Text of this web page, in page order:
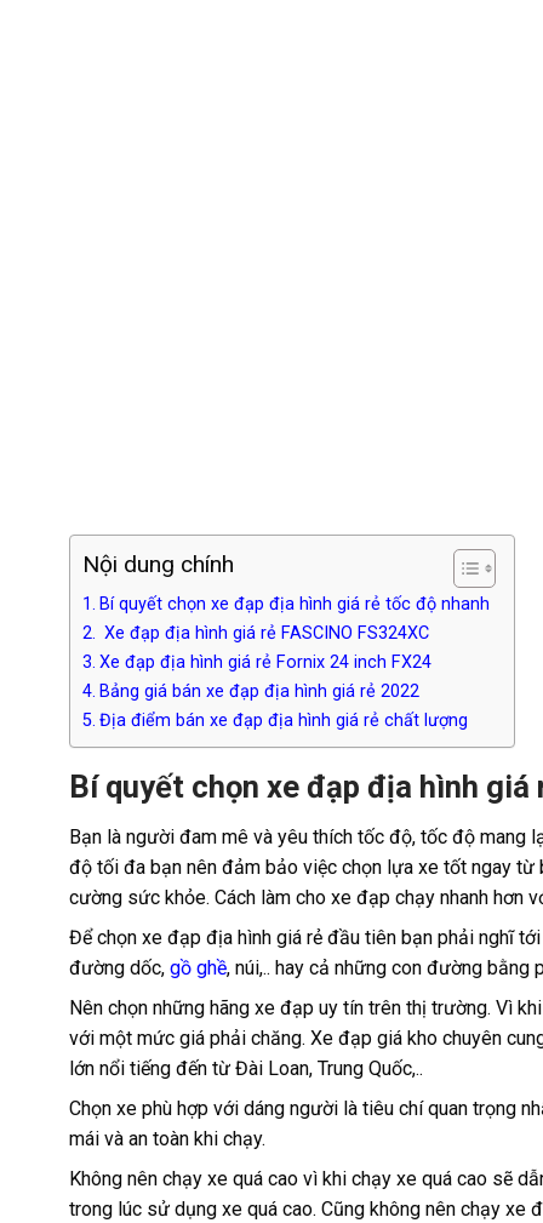
Nội dung chính
Bí quyết chọn xe đạp địa hình giá rẻ tốc độ nhanh
Xe đạp địa hình giá rẻ FASCINO FS324XC
Xe đạp địa hình giá rẻ Fornix 24 inch FX24
Bảng giá bán xe đạp địa hình giá rẻ 2022
Địa điểm bán xe đạp địa hình giá rẻ chất lượng
Bí quyết chọn xe đạp địa hình giá
Bạn là người đam mê và yêu thích tốc độ, tốc độ mang
độ tối đa bạn nên đảm bảo việc chọn lựa xe tốt ngay
cường sức khỏe. Cách làm cho xe đạp chạy nhanh hơn
Để chọn xe đạp địa hình giá rẻ đầu tiên bạn phải nghĩ
đường dốc, gồ ghề, núi,.. hay cả những con đường bằng
Nên chọn những hãng xe đạp uy tín trên thị trường. Vì
với một mức giá phải chăng. Xe đạp giá kho chuyên
lớn nổi tiếng đến từ Đài Loan, Trung Quốc,..
Chọn xe phù hợp với dáng người là tiêu chí quan trọng
mái và an toàn khi chạy.
Không nên chạy xe quá cao vì khi chạy xe quá cao sẽ
trong lúc sử dụng xe quá cao. Cũng không nên chạy